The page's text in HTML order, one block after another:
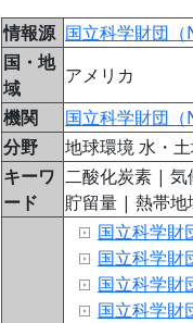
情報源 国立科学財団（
国・地
域
アメリカ
機関
国立科学財団（
分野
地球環境 水・
キーワ
ード
二酸化炭素 |
貯留量 | 熱帯
国立科学財
国立科学財
国立科学財
国立科学財